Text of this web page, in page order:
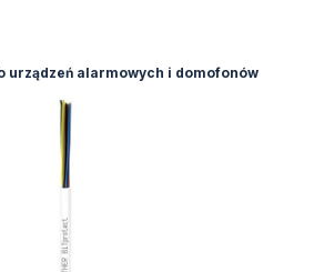
urządzeń alarmowych i domofonów